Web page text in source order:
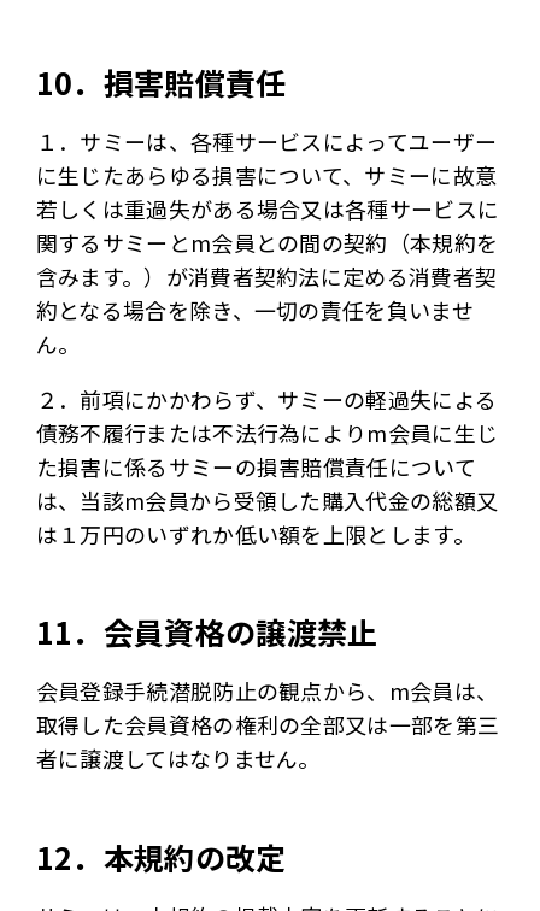
10．損害賠償責任
１．サミーは、各種サービスによってユーザー
に生じたあらゆる損害について、サミーに故意
若しくは重過失がある場合又は各種サービスに
関するサミーとm会員との間の契約（本規約を
含みます。）が消費者契約法に定める消費者契
約となる場合を除き、一切の責任を負いませ
ん。
２．前項にかかわらず、サミーの軽過失による
債務不履行または不法行為によりm会員に生じ
た損害に係るサミーの損害賠償責任について
は、当該m会員から受領した購入代金の総額又
は１万円のいずれか低い額を上限とします。
11．会員資格の譲渡禁止
会員登録手続潜脱防止の観点から、m会員は、
取得した会員資格の権利の全部又は一部を第三
者に譲渡してはなりません。
12．本規約の改定